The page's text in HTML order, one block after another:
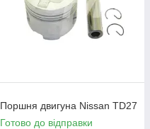
Поршня двигуна Nissan TD27
Готово до відправки